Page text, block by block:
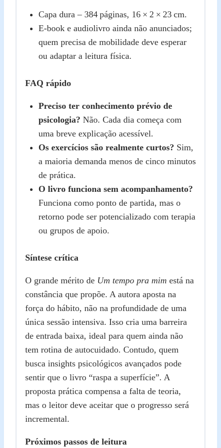
Capa dura – 384 páginas, 16 × 2 × 23 cm.
E‑book e audiolivro ainda não anunciados;
quem precisa de mobilidade deve esperar
ou adaptar a leitura física.
FAQ rápido
Preciso ter conhecimento prévio de
psicologia? Não. Cada dia começa com
uma breve explicação acessível.
Os exercícios são realmente curtos? Sim,
a maioria demanda menos de cinco minutos
de prática.
O livro funciona sem acompanhamento?
Funciona como ponto de partida, mas o
retorno pode ser potencializado com terapia
ou grupos de apoio.
Síntese crítica
O grande mérito de Um tempo pra mim está na
constância que propõe. A autora aposta na
força do hábito, não na profundidade de uma
única sessão intensiva. Isso cria uma barreira
de entrada baixa, ideal para quem ainda não
tem rotina de autocuidado. Contudo, quem
busca insights psicológicos avançados pode
sentir que o livro “raspa a superfície”. A
proposta prática compensa a falta de teoria,
mas o leitor deve aceitar que o progresso será
incremental.
Próximos passos de leitura